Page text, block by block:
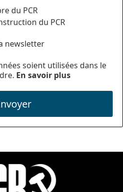
du PCR
du PCR
newsletter
soient utilisées dans le
En savoir plus